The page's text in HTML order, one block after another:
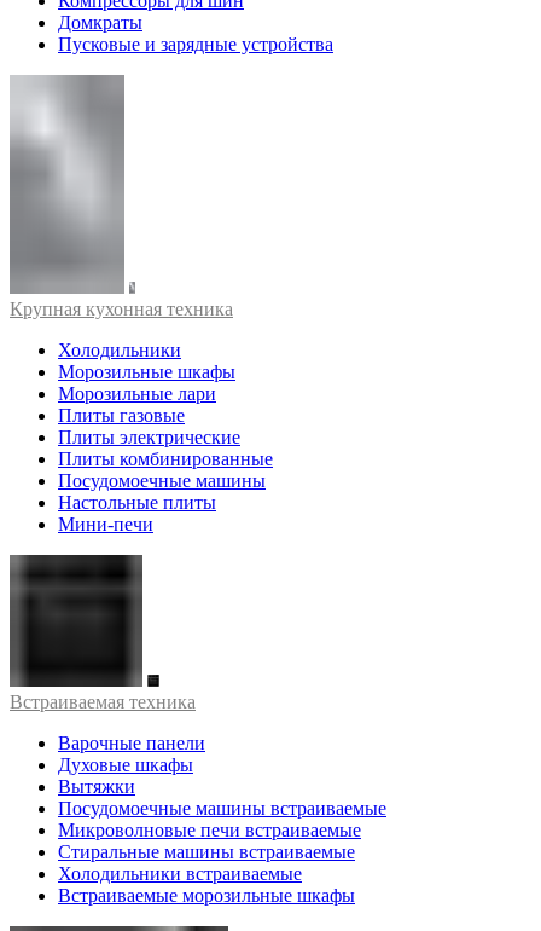
Домкраты
Пусковые и зарядные устройства
Крупная кухонная техника
Холодильники
Морозильные шкафы
Морозильные лари
Плиты газовые
Плиты электрические
Плиты комбинированные
Посудомоечные машины
Настольные плиты
Мини-печи
Встраиваемая техника
Варочные панели
Духовые шкафы
Вытяжки
Посудомоечные машины встраиваемые
Микроволновые печи встраиваемые
Стиральные машины встраиваемые
Холодильники встраиваемые
Встраиваемые морозильные шкафы